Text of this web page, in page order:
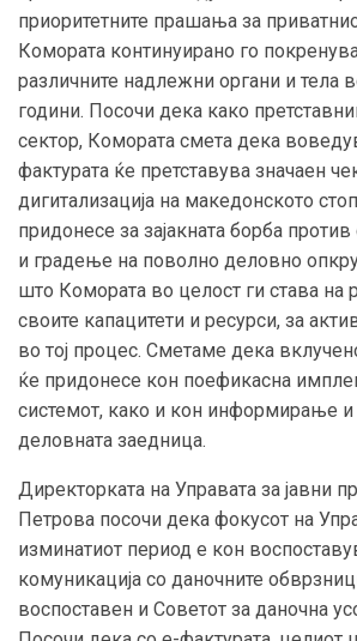
приоритетните прашања за
Комората континуирано го
различните надлежни органи и тела
години. Посочи дека како
сектор, Комората смета дека
фактурата ќе претставува значаен
дигитализација на македонското
придонесе за зајакната борба
и градење на поволно деловно
што Комората во целост ги става на
своите капацитети и ресурси, за
во тој процес. Сметаме дека
ќе придонесе кон поефикасна
системот, како и кон информирање и
деловната заедница.
Директорката на Управата за јавни
Петрова посочи дека фокусот на
изминатиот период е кон
комуникација со даночните
воспоставен и Советот за даночна